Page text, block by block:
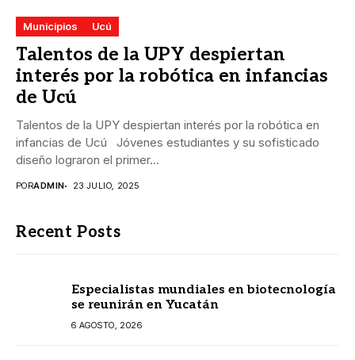
Municipios Ucú
Talentos de la UPY despiertan
interés por la robótica en infancias
de Ucú
Talentos de la UPY despiertan interés por la robótica en
infancias de Ucú Jóvenes estudiantes y su sofisticado
diseño lograron el primer...
PORADMIN 23 JULIO, 2025
Recent Posts
Especialistas mundiales en biotecnología
se reunirán en Yucatán
6 AGOSTO, 2026